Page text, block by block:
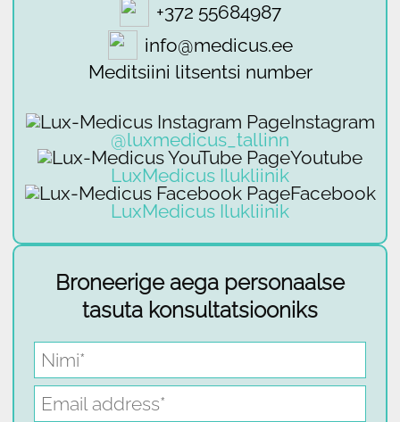
+372 55684987
info@medicus.ee
Meditsiini litsentsi number
Instagram
@luxmedicus_tallinn
Youtube
LuxMedicus Ilukliinik
Facebook
LuxMedicus Ilukliinik
Broneerige aega personaalse
tasuta konsultatsiooniks